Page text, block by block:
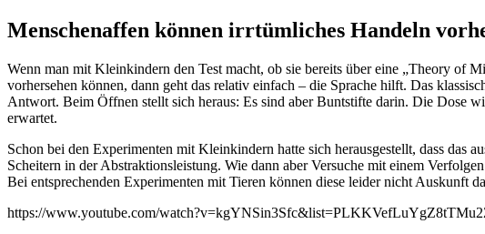
Menschenaffen können irrtümliches Handeln
Wenn man mit Kleinkindern den Test macht, ob sie bereits über eine „Theory of
vorhersehen können, dann geht das relativ einfach – die Sprache hilft. Das
Antwort. Beim Öffnen stellt sich heraus: Es sind aber Buntstifte darin. Die Dose
erwartet.
Schon bei den Experimenten mit Kleinkindern hatte sich herausgestellt, dass das
Scheitern in der Abstraktionsleistung. Wie dann aber Versuche mit einem
Bei entsprechenden Experimenten mit Tieren können diese leider nicht Auskunft
https://www.youtube.com/